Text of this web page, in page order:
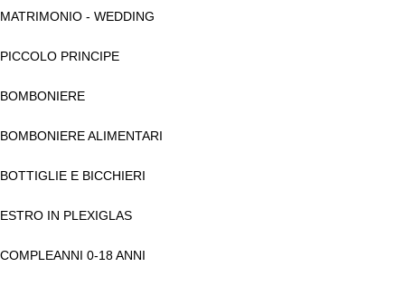
MATRIMONIO - WEDDING
PICCOLO PRINCIPE
BOMBONIERE
BOMBONIERE ALIMENTARI
BOTTIGLIE E BICCHIERI
ESTRO IN PLEXIGLAS
COMPLEANNI 0-18 ANNI